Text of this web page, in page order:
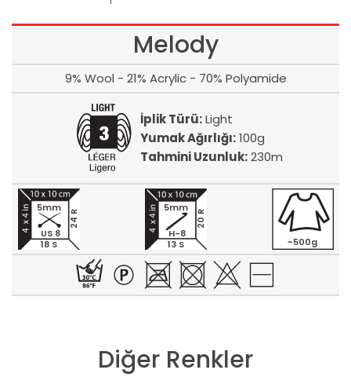
Melody
9% Wool - 21% Acrylic - 70% Polyamide
İplik Türü:Light
Yumak Ağırlığı:100g
Tahmini Uzunluk:230m
18 S
24 R
5mm
US 8
13 S
20 R
5mm
H-8
~500g
Diğer Renkler